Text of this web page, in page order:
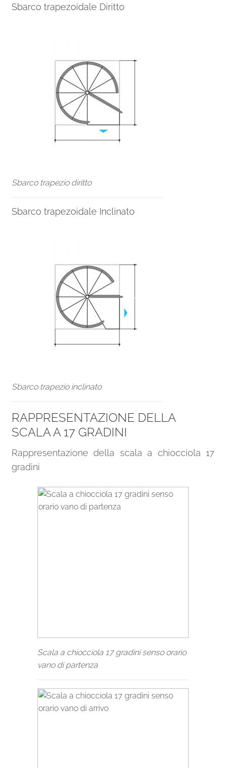
Sbarco trapezoidale Diritto
Sbarco trapezio diritto
Sbarco trapezoidale Inclinato
Sbarco trapezio inclinato
RAPPRESENTAZIONE DELLA
SCALA A 17 GRADINI
Rappresentazione della scala a chiocciola 17
gradini
Scala a chiocciola 17 gradini senso orario
vano di partenza